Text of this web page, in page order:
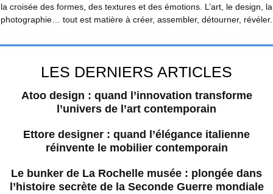
la croisée des formes, des textures et des émotions. L’art, le design, la
photographie… tout est matière à créer, assembler, détourner, révéler.
LES DERNIERS ARTICLES
Atoo design : quand l’innovation transforme
l’univers de l’art contemporain
Ettore designer : quand l’élégance italienne
réinvente le mobilier contemporain
Le bunker de La Rochelle musée : plongée dans
l’histoire secrète de la Seconde Guerre mondiale